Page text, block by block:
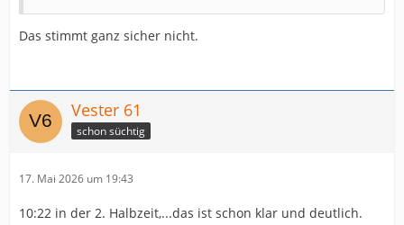
Das stimmt ganz sicher nicht.
Vester 61
schon süchtig
17. Mai 2026 um 19:43
10:22 in der 2. Halbzeit,...das ist schon klar und deutlich.